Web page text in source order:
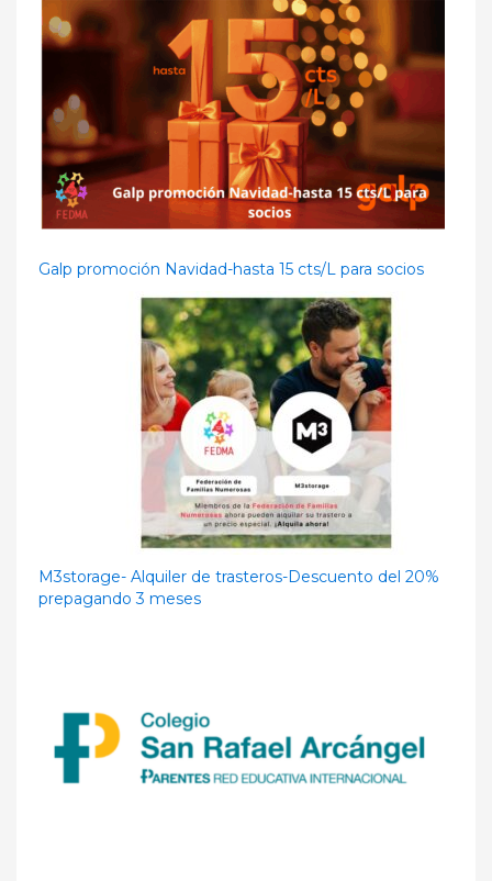
Galp promoción Navidad-hasta 15 cts/L para socios
M3storage- Alquiler de trasteros-Descuento del 20%
prepagando 3 meses